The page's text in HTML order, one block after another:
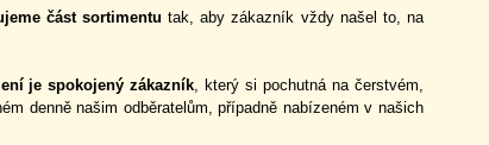
část sortimentu tak, aby zákazník vždy našel to, na
je spokojený zákazník, který si pochutná na čerstvém,
denně našim odběratelům, případně nabízeném v našich